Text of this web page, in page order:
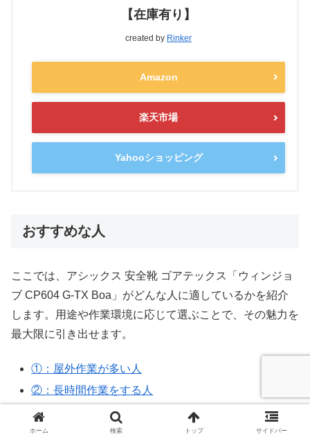
【在庫有り】
created by Rinker
Amazon
楽天市場
Yahooショッピング
おすすめな人
ここでは、アシックス 安全靴 ゴアテックス「ウィンジョ
ブ CP604 G-TX Boa」がどんな人に適しているかを紹介
します。用途や作業環境に応じて選ぶことで、その魅力を
最大限に引き出せます。
①：屋外作業が多い人
②：長時間作業をする人
③：足首の安全性を重視する人
④：快適さを求める人
ホーム 検索 トップ サイドバー